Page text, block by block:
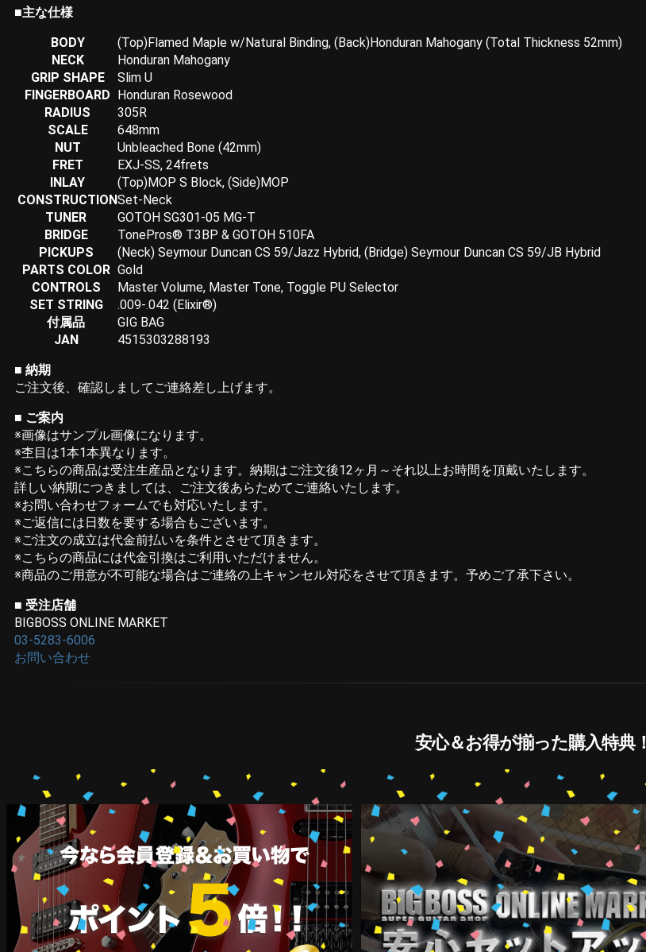
■主な仕様
BODY
(Top)Flamed Maple w/Natural Binding, (Back)Honduran Mahogany (Total Thickness 52mm)
NECK
Honduran Mahogany
GRIP SHAPE
Slim U
FINGERBOARD Honduran Rosewood
RADIUS
305R
SCALE
648mm
NUT
Unbleached Bone (42mm)
FRET
EXJ-SS, 24frets
INLAY
(Top)MOP S Block, (Side)MOP
CONSTRUCTIONSet-Neck
TUNER
GOTOH SG301-05 MG-T
BRIDGE
TonePros® T3BP & GOTOH 510FA
PICKUPS
(Neck) Seymour Duncan CS 59/Jazz Hybrid, (Bridge) Seymour Duncan CS 59/JB Hybrid
PARTS COLOR Gold
CONTROLS
Master Volume, Master Tone, Toggle PU Selector
SET STRING
.009-.042 (Elixir®)
付属品
GIG BAG
JAN
4515303288193
■ 納期
ご注文後、確認しましてご連絡差し上げます。
■ ご案内
※画像はサンプル画像になります。
※杢目は1本1本異なります。
※こちらの商品は受注生産品となります。納期はご注文後12ヶ月～それ以上お時間を頂戴いたします。
詳しい納期につきましては、ご注文後あらためてご連絡いたします。
※お問い合わせフォームでも対応いたします。
※ご返信には日数を要する場合もございます。
※ご注文の成立は代金前払いを条件とさせて頂きます。
※こちらの商品には代金引換はご利用いただけません。
※商品のご用意が不可能な場合はご連絡の上キャンセル対応をさせて頂きます。予めご了承下さい。
■ 受注店舗
BIGBOSS ONLINE MARKET
03-5283-6006
お問い合わせ
安心＆お得が揃った購入特典！